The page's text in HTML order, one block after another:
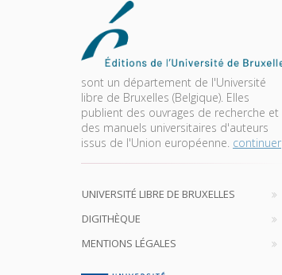
sont un département de l'Université
libre de Bruxelles (Belgique). Elles
publient des ouvrages de recherche et
des manuels universitaires d'auteurs
issus de l'Union européenne. continuer
UNIVERSITÉ LIBRE DE BRUXELLES
DIGITHÈQUE
MENTIONS LÉGALES